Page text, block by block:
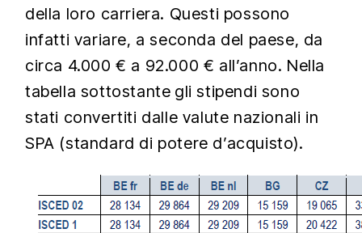
della loro carriera. Questi possono
infatti variare, a seconda del paese, da
circa 4.000 € a 92.000 € all’anno. Nella
tabella sottostante gli stipendi sono
stati convertiti dalle valute nazionali in
SPA (standard di potere d’acquisto).